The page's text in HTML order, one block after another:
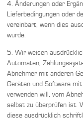
4. Änderungen oder
Lieferbedingungen oder
vereinbart, wenn dies
wurde.
5. Wir weisen
Automaten,
Abnehmer mit anderen
Geräten und Software
verwenden will, vom
selbst zu überprüfen ist.
diese ausdrücklich